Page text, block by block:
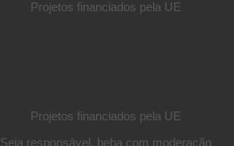
Projetos financiados pela UE
Projetos financiados pela UE
Seja responsável, beba com moderação